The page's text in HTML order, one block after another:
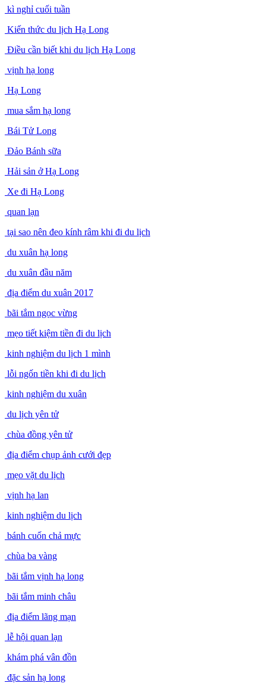
kì nghỉ cuối tuần
Kiến thức du lịch Hạ Long
Điều cần biết khi du lịch Hạ Long
vịnh hạ long
Hạ Long
mua sắm hạ long
Bái Tử Long
Đảo Bánh sữa
Hải sản ở Hạ Long
Xe đi Hạ Long
quan lạn
tại sao nên đeo kính râm khi đi du lịch
du xuân hạ long
du xuân đầu năm
địa điểm du xuân 2017
bãi tắm ngọc vừng
mẹo tiết kiệm tiền đi du lịch
kinh nghiệm du lịch 1 mình
lỗi ngốn tiền khi đi du lịch
kinh nghiệm du xuân
du lịch yên tử
chùa đồng yên tử
địa điểm chụp ảnh cưới đẹp
mẹo vặt du lịch
vịnh hạ lan
kinh nghiệm du lịch
bánh cuốn chả mực
chùa ba vàng
bãi tắm vịnh hạ long
bãi tắm minh châu
địa điểm lãng mạn
lễ hội quan lạn
khám phá vân đồn
đặc sản hạ long